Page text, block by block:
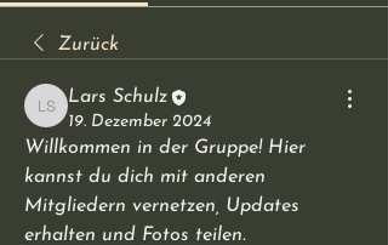
Zurück
Lars Schulz
Lars Schulz
19. Dezember 2024
Willkommen in der Gruppe! Hier
kannst du dich mit anderen
Mitgliedern vernetzen, Updates
erhalten und Fotos teilen.